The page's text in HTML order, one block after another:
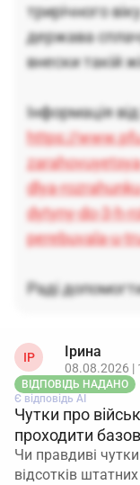
трирічного
держава
внески такій
Інформація
https://
dlya-
dytyny-do-3-h-
perebuvala-u-
Раді
ІР Ірина
08.08.2026 |
ВІДПОВІДЬ НАДАНО
Є відповідь АІ
Чутки про
проходити
Чи правдиві
відсотків